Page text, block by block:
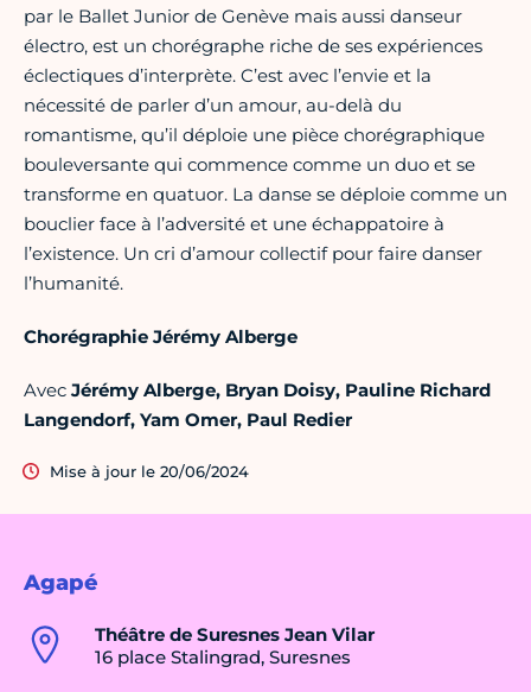
Agapé
Théâtre de Suresnes Jean Vilar
16 place Stalingrad, Suresnes
par le Ballet Junior de Genève mais aussi danseur
électro, est un chorégraphe riche de ses expériences
éclectiques d’interprète. C’est avec l’envie et la
nécessité de parler d’un amour, au-delà du
romantisme, qu’il déploie une pièce chorégraphique
bouleversante qui commence comme un duo et se
transforme en quatuor. La danse se déploie comme un
bouclier face à l’adversité et une échappatoire à
l’existence. Un cri d’amour collectif pour faire danser
l’humanité.
Chorégraphie Jérémy Alberge
Avec Jérémy Alberge, Bryan Doisy, Pauline Richard
Langendorf, Yam Omer, Paul Redier
Mise à jour le 20/06/2024